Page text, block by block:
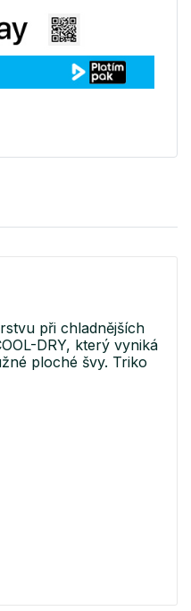
při chladnějších
DRY, který vyniká
ploché švy. Triko